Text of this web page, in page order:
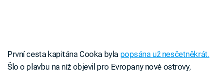
První cesta kapitána Cooka byla popsána už nesčetněkrát.
Šlo o plavbu na níž objevil pro Evropany nové ostrovy,